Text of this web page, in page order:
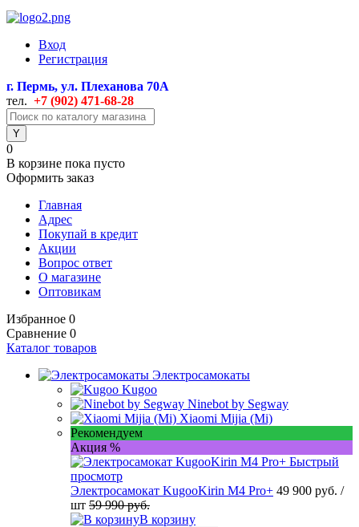
Вход
Регистрация
г. Пермь, ул. Плеханова 70А
тел. +7 (902) 471-68-28
0
В корзине пока пусто
Оформить заказ
Главная
Адрес
Покупай в кредит
Акции
Вопрос ответ
О магазине
Оптовикам
Избранное 0
Сравнение 0
Каталог товаров
Электросамокаты
Kugoo
Ninebot by Segway
Xiaomi Mijia (Mi)
Рекомендуем
Акция %
Быстрый
просмотр
Электросамокат KugooKirin M4 Pro+ 49 900 руб. /
шт 59 990 руб.
В корзину